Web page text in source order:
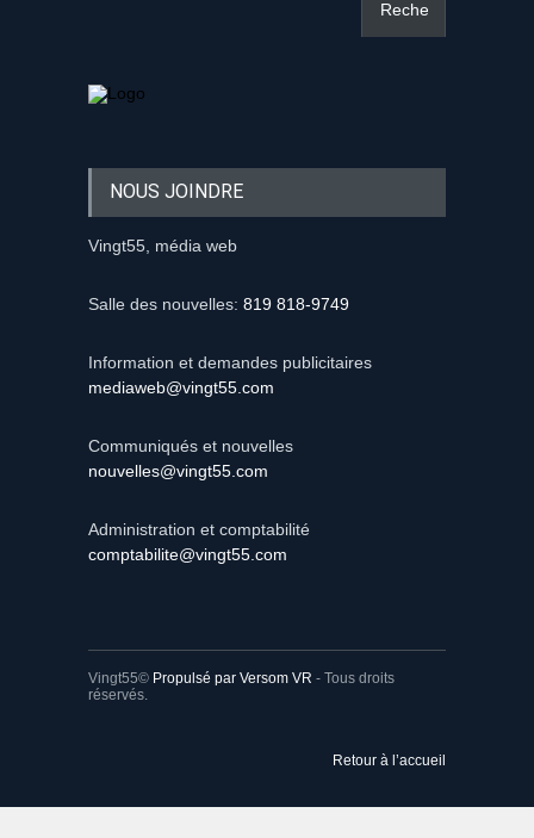
NOUS JOINDRE
Vingt55, média web
Salle des nouvelles: 819 818-9749
Information et demandes publicitaires
mediaweb@vingt55.com
Communiqués et nouvelles
nouvelles@vingt55.com
Administration et comptabilité
comptabilite@vingt55.com
Vingt55© Propulsé par Versom VR - Tous droits
réservés.
Retour à l’accueil